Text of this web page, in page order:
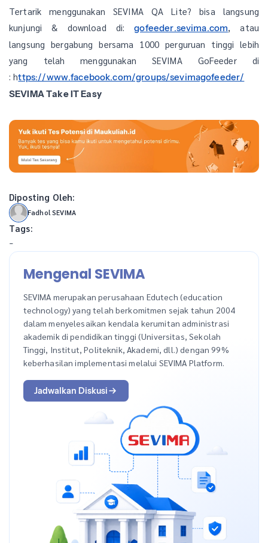
Tertarik menggunakan SEVIMA QA Lite? bisa langsung
kunjungi & download di:gofeeder.sevima.com, atau
langsung bergabung bersama 1000 perguruan tinggi lebih
yang telah menggunakan SEVIMA GoFeeder di
: https://www.facebook.com/groups/sevimagofeeder/
SEVIMA Take IT Easy
Diposting Oleh:
Fadhol SEVIMA
Tags:
-
Mengenal SEVIMA
SEVIMA merupakan perusahaan Edutech (education
technology) yang telah berkomitmen sejak tahun 2004
dalam menyelesaikan kendala kerumitan administrasi
akademik di pendidikan tinggi (Universitas, Sekolah
Tinggi, Institut, Politeknik, Akademi, dll.) dengan 99%
keberhasilan implementasi melalui SEVIMA Platform.
Jadwalkan Diskusi